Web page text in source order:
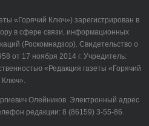
«Горячий Ключ») зарегистрирован в
в сфере связи, информационных
(Роскомнадзор). Свидетельство о
от 17 ноября 2014 г. Учредитель:
«Редакция газеты «Горячий
Ключ».
Олейников. Электронный адрес
редакции: 8 (86159) 3-55-86.